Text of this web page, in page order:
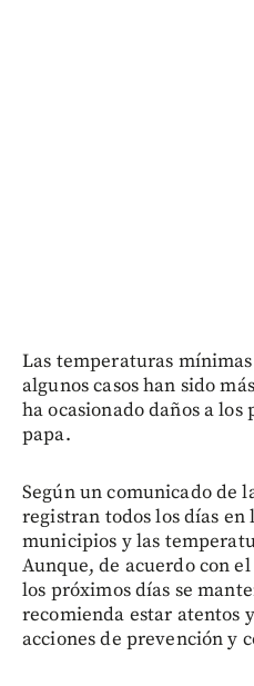
Las temperaturas
algunos casos han sido
ha ocasionado daños a
papa.
Según un comunicado de
registran todos los días en
municipios y las
Aunque, de acuerdo con
los próximos días se
recomienda estar atentos
acciones de prevención y